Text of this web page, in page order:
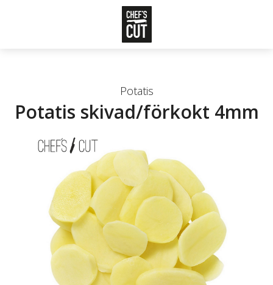
Potatis
Potatis skivad/förkokt 4mm